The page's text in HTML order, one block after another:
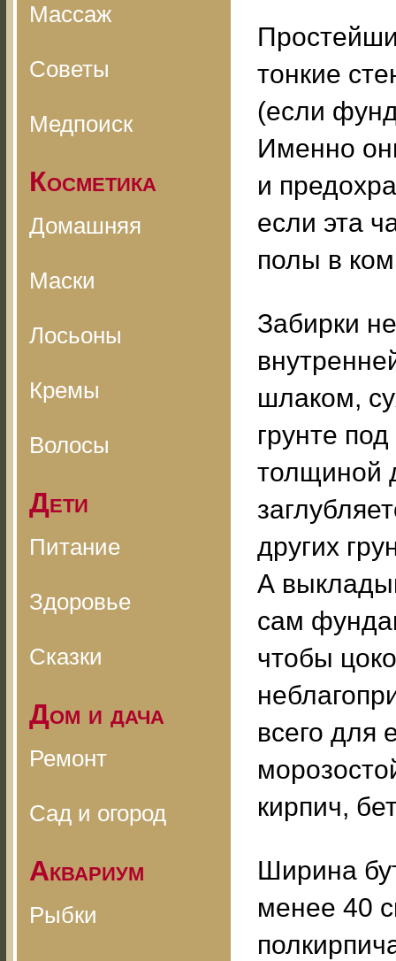
Массаж
Советы
Медпоиск
Косметика
Домашняя
Маски
Лосьоны
Кремы
Волосы
Дети
Питание
Здоровье
Сказки
Дом и дача
Ремонт
Сад и огород
Аквариум
Рыбки
тонкие
(если
Именно
и
если эта
полы в
Забирки
шлаком,
грунте
толщиной
других
А
сам
чтобы
всего для
кирпич,
Ширина
менее 40